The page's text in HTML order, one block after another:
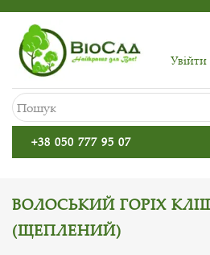
Увiйти
+38 050 777 95 07
ВОЛОСЬКИЙ ГОРІХ
(ЩЕПЛЕНИЙ)